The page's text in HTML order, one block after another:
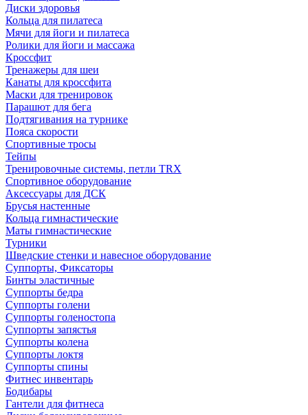
Диски здоровья
Кольца для пилатеса
Мячи для йоги и пилатеса
Ролики для йоги и массажа
Кроссфит
Тренажеры для шеи
Канаты для кроссфита
Маски для тренировок
Парашют для бега
Подтягивания на турнике
Пояса скорости
Спортивные тросы
Тейпы
Тренировочные системы, петли TRX
Спортивное оборудование
Аксессуары для ДСК
Брусья настенные
Кольца гимнастические
Маты гимнастические
Турники
Шведские стенки и навесное оборудование
Суппорты, Фиксаторы
Бинты эластичные
Суппорты бедра
Суппорты голени
Суппорты голеностопа
Суппорты запястья
Суппорты колена
Суппорты локтя
Суппорты спины
Фитнес инвентарь
Бодибары
Гантели для фитнеса